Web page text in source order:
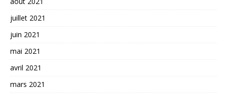
juillet 2021
juin 2021
mai 2021
avril 2021
mars 2021